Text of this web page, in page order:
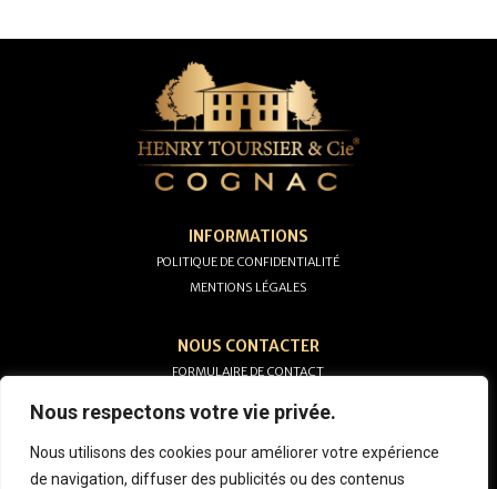
Nous respectons votre vie privée.
Nous utilisons des cookies pour améliorer votre expérience
de navigation, diffuser des publicités ou des contenus
INFORMATIONS
POLITIQUE DE CONFIDENTIALITÉ
MENTIONS LÉGALES
NOUS CONTACTER
FORMULAIRE DE CONTACT